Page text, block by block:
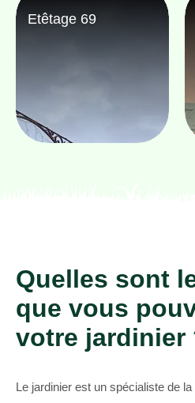
Etêtage 69
Quelles sont
que vous
votre jardinier
Le jardinier est un spécialiste de